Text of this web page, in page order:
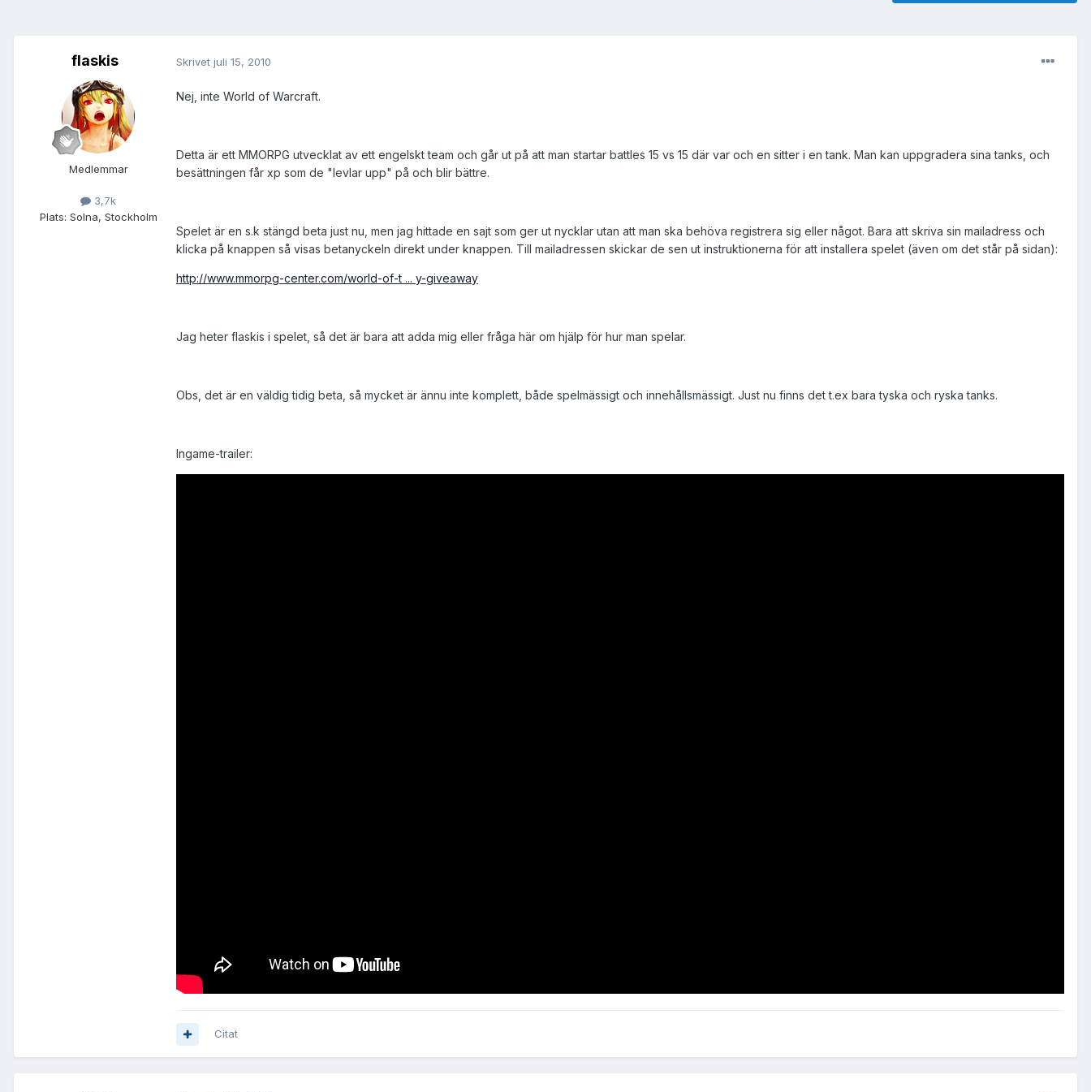
flaskis
Medlemmar
3,7k
Plats: Solna, Stockholm
Skrivet juli 15, 2010
Nej, inte World of Warcraft.
Detta är ett MMORPG utvecklat av ett engelskt team och går ut på att man startar battles 15 vs 15 där var och en sitter i en tank. Man kan uppgradera sina tanks, och
besättningen får xp som de "levlar upp" på och blir bättre.
Spelet är en s.k stängd beta just nu, men jag hittade en sajt som ger ut nycklar utan att man ska behöva registrera sig eller något. Bara att skriva sin mailadress och
klicka på knappen så visas betanyckeln direkt under knappen. Till mailadressen skickar de sen ut instruktionerna för att installera spelet (även om det står på sidan):
http://www.mmorpg-center.com/world-of-t ... y-giveaway
Jag heter flaskis i spelet, så det är bara att adda mig eller fråga här om hjälp för hur man spelar.
Obs, det är en väldig tidig beta, så mycket är ännu inte komplett, både spelmässigt och innehållsmässigt. Just nu finns det t.ex bara tyska och ryska tanks.
Ingame-trailer:
Citat